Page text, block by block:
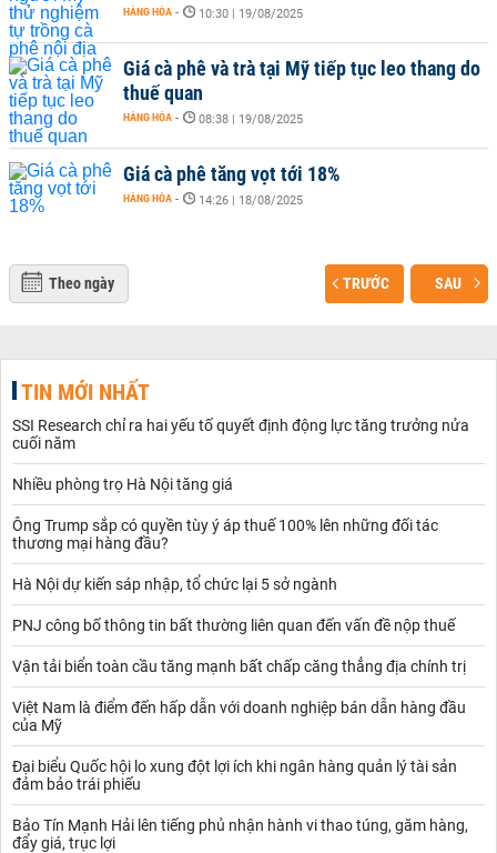
HÀNG HÓA - 10:30 | 19/08/2025
Giá cà phê và trà tại Mỹ tiếp tục leo thang do
thuế quan
HÀNG HÓA - 08:38 | 19/08/2025
Giá cà phê tăng vọt tới 18%
HÀNG HÓA - 14:26 | 18/08/2025
Theo ngày TRƯỚC SAU
TIN MỚI NHẤT
SSI Research chỉ ra hai yếu tố quyết định động lực tăng trưởng nửa
cuối năm
Nhiều phòng trọ Hà Nội tăng giá
Ông Trump sắp có quyền tùy ý áp thuế 100% lên những đối tác
thương mại hàng đầu?
Hà Nội dự kiến sáp nhập, tổ chức lại 5 sở ngành
PNJ công bố thông tin bất thường liên quan đến vấn đề nộp thuế
Vận tải biển toàn cầu tăng mạnh bất chấp căng thẳng địa chính trị
Việt Nam là điểm đến hấp dẫn với doanh nghiệp bán dẫn hàng đầu
của Mỹ
Đại biểu Quốc hội lo xung đột lợi ích khi ngân hàng quản lý tài sản
đảm bảo trái phiếu
Bảo Tín Mạnh Hải lên tiếng phủ nhận hành vi thao túng, găm hàng,
đẩy giá, trục lợi